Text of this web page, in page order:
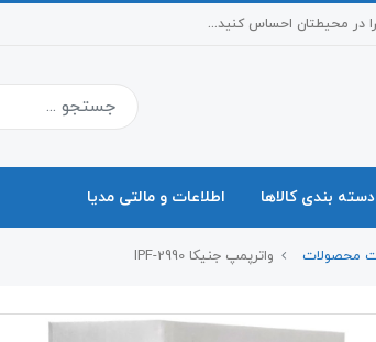
در محیطتان احساس کنید...
دسته بندی کالاها اطلاعات و مالتی مدیا
محصولات واترپمپ جنیکا IPF-2990